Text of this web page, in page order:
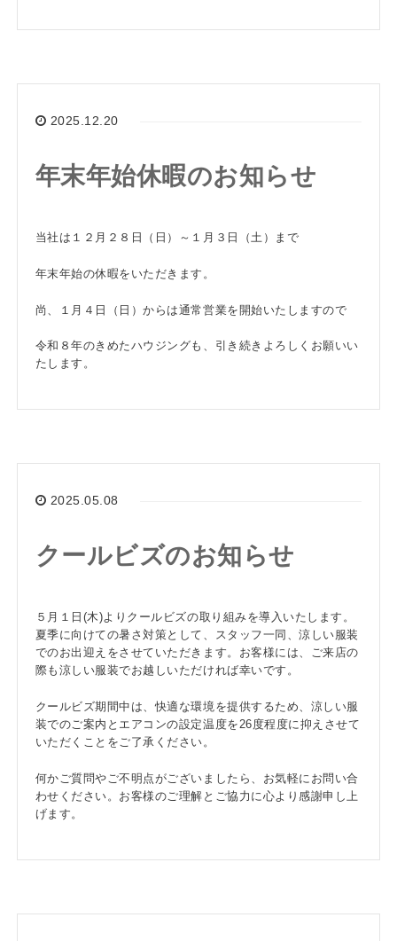
2025.12.20
年末年始休暇のお知らせ
当社は１２月２８日（日）～１月３日（土）まで
年末年始の休暇をいただきます。
尚、１月４日（日）からは通常営業を開始いたしますので
令和８年のきめたハウジングも、引き続きよろしくお願いい
たします。
2025.05.08
クールビズのお知らせ
５月１日(木)よりクールビズの取り組みを導入いたします。
夏季に向けての暑さ対策として、スタッフ一同、涼しい服装
でのお出迎えをさせていただきます。お客様には、ご来店の
際も涼しい服装でお越しいただければ幸いです。
クールビズ期間中は、快適な環境を提供するため、涼しい服
装でのご案内とエアコンの設定温度を26度程度に抑えさせて
いただくことをご了承ください。
何かご質問やご不明点がございましたら、お気軽にお問い合
わせください。お客様のご理解とご協力に心より感謝申し上
げます。